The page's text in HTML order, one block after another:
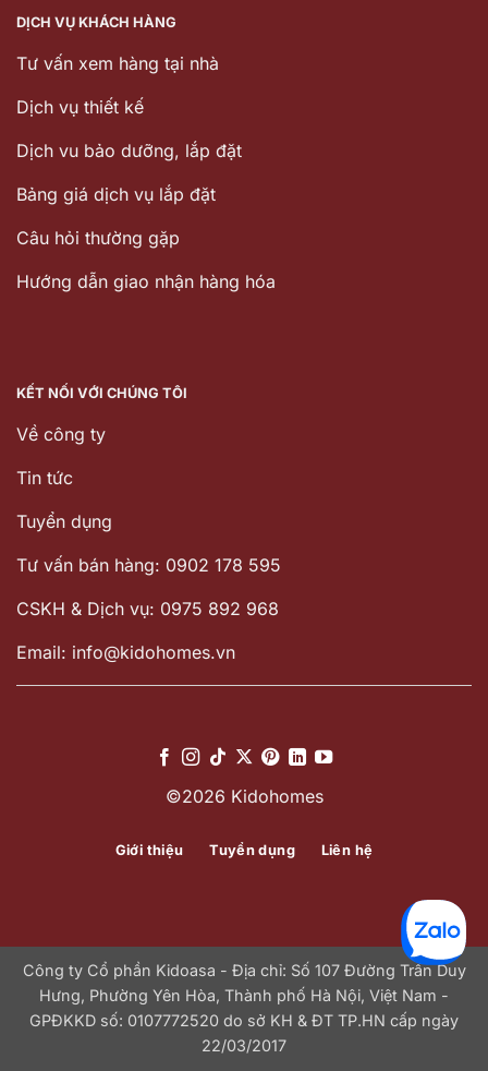
DỊCH VỤ KHÁCH HÀNG
Tư vấn xem hàng tại nhà
Dịch vụ thiết kế
Dịch vu bảo dưỡng, lắp đặt
Bảng giá dịch vụ lắp đặt
Câu hỏi thường gặp
Hướng dẫn giao nhận hàng hóa
KẾT NỐI VỚI CHÚNG TÔI
Về công ty
Tin tức
Tuyển dụng
Tư vấn bán hàng: 0902 178 595
CSKH & Dịch vụ: 0975 892 968
Email: info@kidohomes.vn
©2026 Kidohomes
Giới thiệu Tuyển dụng Liên hệ
Công ty Cổ phần Kidoasa - Địa chỉ: Số 107 Đường Trần Duy
Hưng, Phường Yên Hòa, Thành phố Hà Nội, Việt Nam -
GPĐKKD số: 0107772520 do sở KH & ĐT TP.HN cấp ngày
22/03/2017